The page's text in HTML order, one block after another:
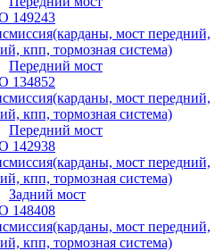
149243
мост передний,
кпп, тормозная система)
Передний мост
134852
мост передний,
кпп, тормозная система)
Передний мост
142938
мост передний,
кпп, тормозная система)
Задний мост
148408
мост передний,
кпп, тормозная система)